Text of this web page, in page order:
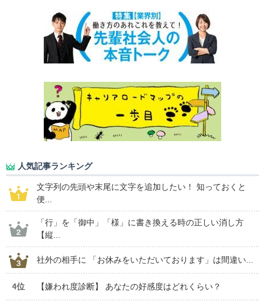
人気記事ランキング
文字列の先頭や末尾に文字を追加したい！ 知っておくと
便...
「行」を「御中」「様」に書き換える時の正しい消し方
【縦...
社外の相手に 「お休みをいただいております」は間違い...
4位 【嫌われ度診断】 あなたの好感度はどれくらい？